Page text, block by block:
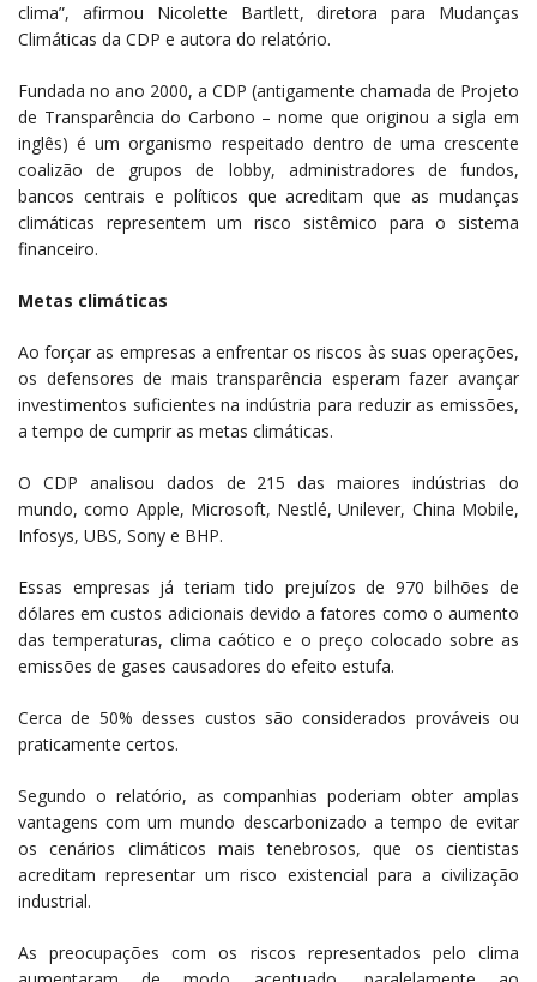
clima”, afirmou Nicolette Bartlett, diretora para Mudanças
Climáticas da CDP e autora do relatório.
Fundada no ano 2000, a CDP (antigamente chamada de Projeto
de Transparência do Carbono – nome que originou a sigla em
inglês) é um organismo respeitado dentro de uma crescente
coalizão de grupos de lobby, administradores de fundos,
bancos centrais e políticos que acreditam que as mudanças
climáticas representem um risco sistêmico para o sistema
financeiro.
Metas climáticas
Ao forçar as empresas a enfrentar os riscos às suas operações,
os defensores de mais transparência esperam fazer avançar
investimentos suficientes na indústria para reduzir as emissões,
a tempo de cumprir as metas climáticas.
O CDP analisou dados de 215 das maiores indústrias do
mundo, como Apple, Microsoft, Nestlé, Unilever, China Mobile,
Infosys, UBS, Sony e BHP.
Essas empresas já teriam tido prejuízos de 970 bilhões de
dólares em custos adicionais devido a fatores como o aumento
das temperaturas, clima caótico e o preço colocado sobre as
emissões de gases causadores do efeito estufa.
Cerca de 50% desses custos são considerados prováveis ou
praticamente certos.
Segundo o relatório, as companhias poderiam obter amplas
vantagens com um mundo descarbonizado a tempo de evitar
os cenários climáticos mais tenebrosos, que os cientistas
acreditam representar um risco existencial para a civilização
industrial.
As preocupações com os riscos representados pelo clima